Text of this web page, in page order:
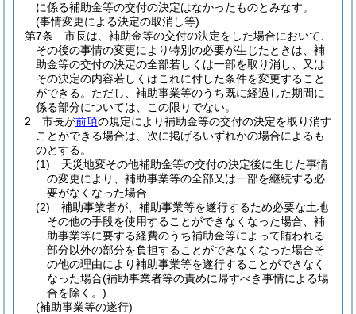
に係る補助金等の交付の決定はなかったものとみなす。
(事情変更による決定の取消し等)
第7条
市長は、補助金等の交付の決定をした場合において、
その後の事情の変更により特別の必要が生じたときは、補
助金等の交付の決定の全部若しくは一部を取り消し、又は
その決定の内容若しくはこれに付した条件を変更すること
ができる。 ただし、補助事業等のうち既に経過した期間に
係る部分については、この限りでない。
2
市長が前項の規定により補助金等の交付の決定を取り消す
ことができる場合は、次に掲げるいずれかの場合によるも
のとする。
(1)
天災地変その他補助金等の交付の決定後に生じた事情
の変更により、補助事業等の全部又は一部を継続する必
要がなくなった場合
(2)
補助事業者が、補助事業等を遂行するため必要な土地
その他の手段を使用することができなくなった場合、補
助事業等に要する経費のうち補助金等によって賄われる
部分以外の部分を負担することができなくなった場合そ
の他の理由により補助事業等を遂行することができなく
なった場合(補助事業者等の責めに帰すべき事情による場
合を除く。)
(補助事業等の遂行)